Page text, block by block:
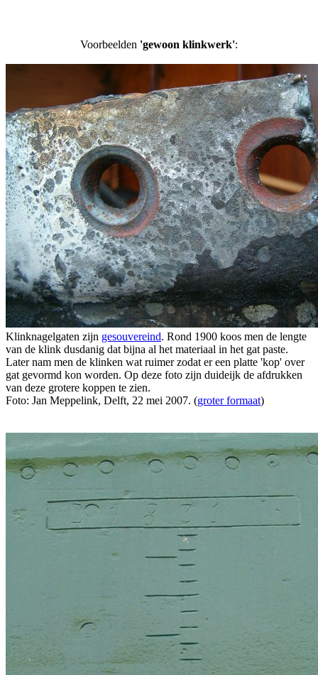
Voorbeelden 'gewoon klinkwerk':
Klinknagelgaten zijn gesouvereind. Rond 1900 koos men de lengte
van de klink dusdanig dat bijna al het materiaal in het gat paste.
Later nam men de klinken wat ruimer zodat er een platte 'kop' over
gat gevormd kon worden. Op deze foto zijn duideijk de afdrukken
van deze grotere koppen te zien.
Foto: Jan Meppelink, Delft, 22 mei 2007. (groter formaat)